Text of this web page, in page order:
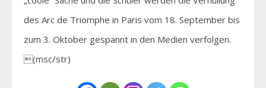
des Arc de Triomphe in Paris vom 18. September bis
zum 3. Oktober gespannt in den Medien verfolgen.
(msc/str)